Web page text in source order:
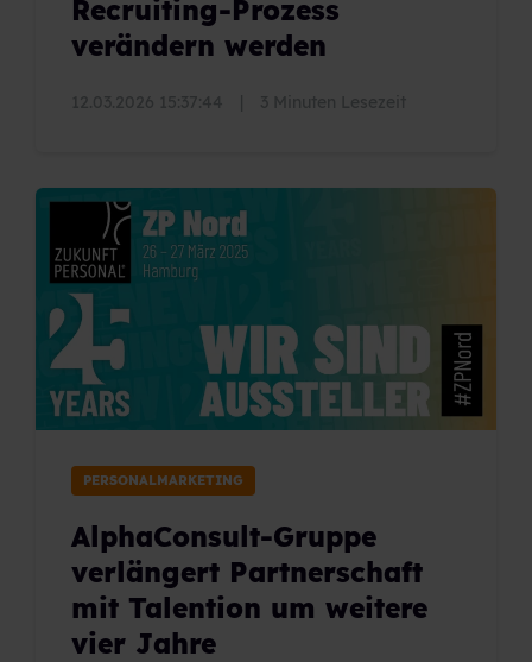
Recruiting-Prozess
verändern werden
PERSONALMARKETING
AlphaConsult-Gruppe
verlängert Partnerschaft
mit Talention um weitere
vier Jahre